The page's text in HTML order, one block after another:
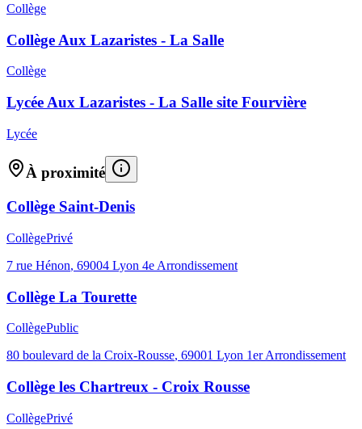
Collège
Collège Aux Lazaristes - La Salle
Collège
Lycée Aux Lazaristes - La Salle site Fourvière
Lycée
À proximité
Collège Saint-Denis
CollègePrivé
7 rue Hénon, 69004 Lyon 4e Arrondissement
Collège La Tourette
CollègePublic
80 boulevard de la Croix-Rousse, 69001 Lyon 1er Arrondissement
Collège les Chartreux - Croix Rousse
CollègePrivé